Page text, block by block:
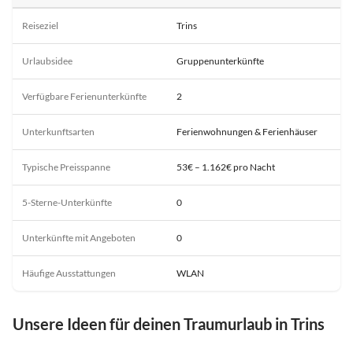
Reiseziel Trins
Urlaubsidee Gruppenunterkünfte
Verfügbare Ferienunterkünfte 2
Unterkunftsarten Ferienwohnungen & Ferienhäuser
Typische Preisspanne 53€ – 1.162€ pro Nacht
5-Sterne-Unterkünfte 0
Unterkünfte mit Angeboten 0
Häufige Ausstattungen WLAN
Unsere Ideen für deinen Traumurlaub in Trins